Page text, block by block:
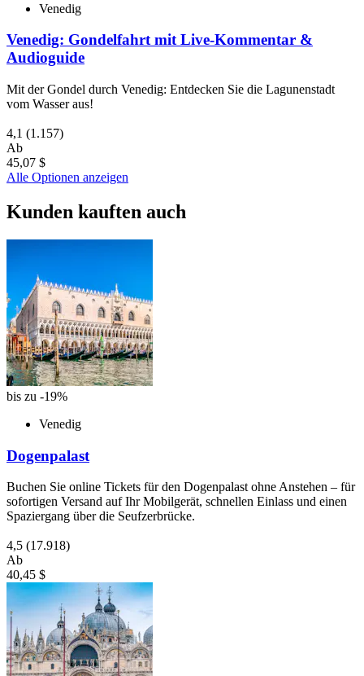
Venedig
Venedig: Gondelfahrt mit Live-Kommentar &
Audioguide
Mit der Gondel durch Venedig: Entdecken Sie die Lagunenstadt
vom Wasser aus!
4,1 (1.157)
Ab
45,07 $
Alle Optionen anzeigen
Kunden kauften auch
bis zu -19%
Venedig
Dogenpalast
Buchen Sie online Tickets für den Dogenpalast ohne Anstehen – für
sofortigen Versand auf Ihr Mobilgerät, schnellen Einlass und einen
Spaziergang über die Seufzerbrücke.
4,5 (17.918)
Ab
40,45 $